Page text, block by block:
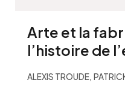
Arte et la
l’histoire de
ALEXIS TROUDE,